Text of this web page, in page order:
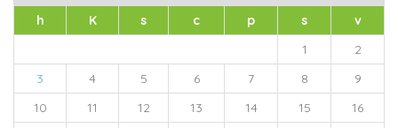
h
K s c p s
v
1
2
3
4 5 6 7 8
9
10
11 12 13 14 15
16